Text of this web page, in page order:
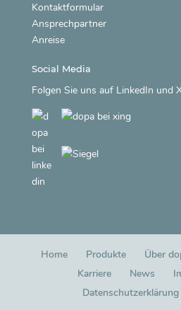
Kontaktformular
Ansprechpartner
Anreise
Social Media
Folgen Sie uns auf LinkedIn und
Home Produkte Über
Karriere
News
Datenschutzerklärung